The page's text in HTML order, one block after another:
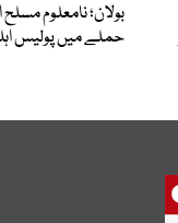
بولان؛ نامعلوم مسلح
حملے میں پولیس